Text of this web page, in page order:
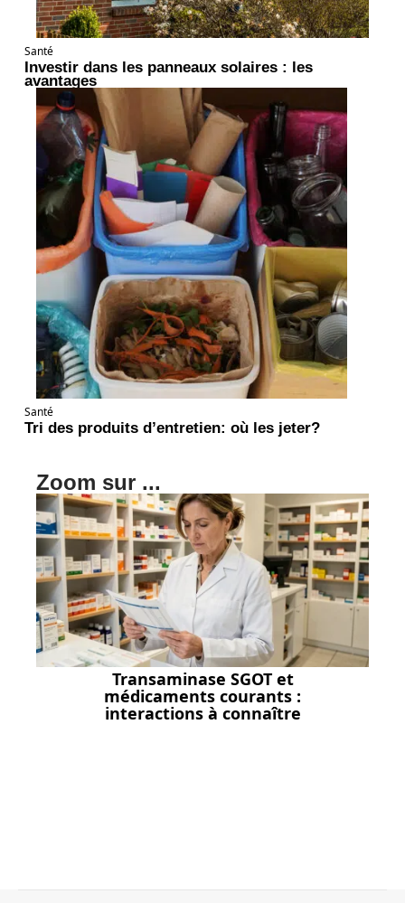
Santé
Investir dans les panneaux solaires : les
avantages
Santé
Tri des produits d’entretien: où les jeter?
Zoom sur ...
Transaminase SGOT et
médicaments courants :
interactions à connaître